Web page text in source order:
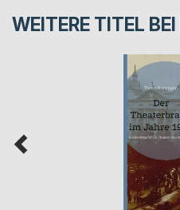
WEITERE TITEL BEI